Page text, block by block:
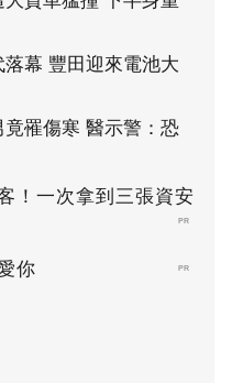
幕 豐田迎來電池大
罹傷寒 醫示警：恐
！一次拿到三張資安
PR
你 PR